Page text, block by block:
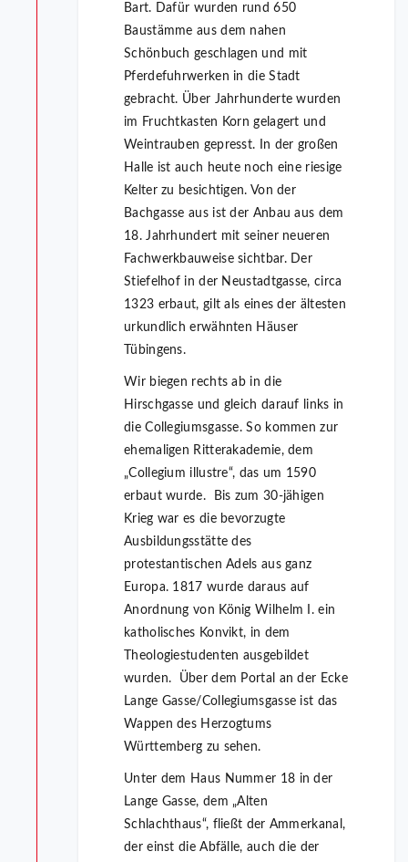
Bart. Dafür wurden rund 650
Baustämme aus dem nahen
Schönbuch geschlagen und mit
Pferdefuhrwerken in die Stadt
gebracht. Über Jahrhunderte wurden
im Fruchtkasten Korn gelagert und
Weintrauben gepresst. In der großen
Halle ist auch heute noch eine riesige
Kelter zu besichtigen. Von der
Bachgasse aus ist der Anbau aus dem
18. Jahrhundert mit seiner neueren
Fachwerkbauweise sichtbar. Der
Stiefelhof in der Neustadtgasse, circa
1323 erbaut, gilt als eines der ältesten
urkundlich erwähnten Häuser
Tübingens.
Wir biegen rechts ab in die
Hirschgasse und gleich darauf links in
die Collegiumsgasse. So kommen zur
ehemaligen Ritterakademie, dem
„Collegium illustre“, das um 1590
erbaut wurde. Bis zum 30-jähigen
Krieg war es die bevorzugte
Ausbildungsstätte des
protestantischen Adels aus ganz
Europa. 1817 wurde daraus auf
Anordnung von König Wilhelm I. ein
katholisches Konvikt, in dem
Theologiestudenten ausgebildet
wurden. Über dem Portal an der Ecke
Lange Gasse/Collegiumsgasse ist das
Wappen des Herzogtums
Württemberg zu sehen.
Unter dem Haus Nummer 18 in der
Lange Gasse, dem „Alten
Schlachthaus“, fließt der Ammerkanal,
der einst die Abfälle, auch die der